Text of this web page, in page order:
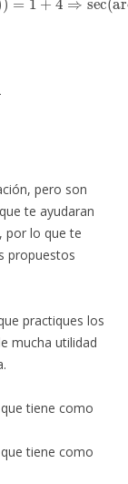
pero son
te ayudaran
por lo que te
propuestos
practiques los
mucha utilidad
tiene como
tiene como